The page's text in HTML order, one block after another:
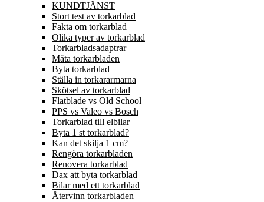
KUNDTJÄNST
Stort test av torkarblad
Fakta om torkarblad
Olika typer av torkarblad
Torkarbladsadaptrar
Mäta torkarbladen
Byta torkarblad
Ställa in torkararmarna
Skötsel av torkarblad
Flatblade vs Old School
PPS vs Valeo vs Bosch
Torkarblad till elbilar
Byta 1 st torkarblad?
Kan det skilja 1 cm?
Rengöra torkarbladen
Renovera torkarblad
Dax att byta torkarblad
Bilar med ett torkarblad
Återvinn torkarbladen